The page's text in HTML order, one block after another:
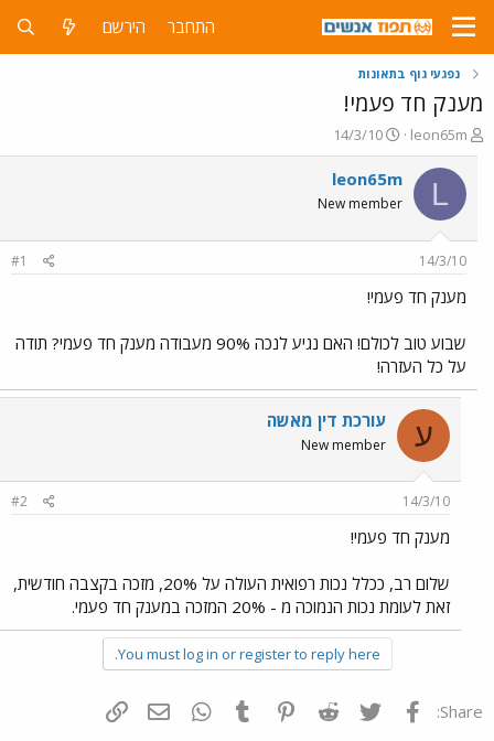
התחבר הירשם
נפגעי גוף בתאונות
מענק חד פעמי!
פ
ו
ת
ח
ה
ו
ש
א
leon65m
פ
ו
ר
ס
ם
ר
14/3/10
L
leon65m
New member
14/3/10
#1
מענק חד פעמי!
שבוע טוב לכולם! האם נגיע לנכה 90% מעבודה מענק חד פעמי? תודה
על כל העזרה!
ע עורכת דין מאשה
New member
14/3/10
#2
מענק חד פעמי!
שלום רב, ככלל נכות רפואית העולה על 20%, מזכה בקצבה חודשית,
זאת לעומת נכות הנמוכה מ - 20% המזכה במענק חד פעמי.
You must log in or register to reply here.
Share: פייסבוק Twitter
Reddit
Pinterest
Tumblr
WhatsAppדואר אלקטרוני